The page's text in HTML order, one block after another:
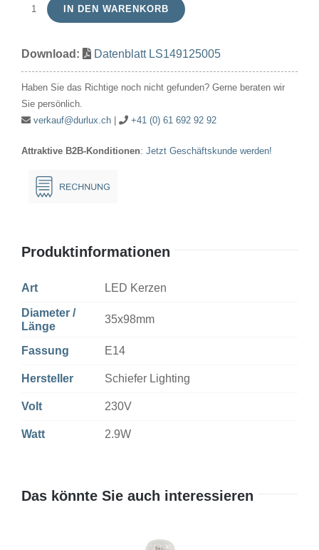
LED
Slim
Candle
250Lm
2.9W
922
Dim
IN DEN WARENKORB
Download: Datenblatt LS149125005
Haben Sie das Richtige noch nicht gefunden? Gerne beraten wir
Sie persönlich.
verkauf@durlux.ch| +41 (0) 61 692 92 92
Attraktive B2B-Konditionen: Jetzt Geschäftskunde werden!
Produktinformationen
Art LED Kerzen
Diameter /
Länge
35x98mm
Fassung E14
Hersteller Schiefer Lighting
Volt 230V
Watt 2.9W
Das könnte Sie auch interessieren